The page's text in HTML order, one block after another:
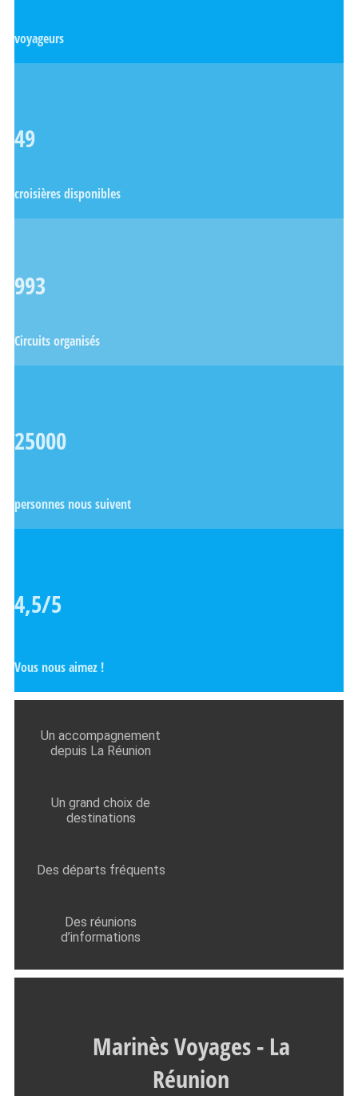
voyageurs
49
croisières disponibles
993
Circuits organisés
25000
personnes nous suivent
4,5/5
Vous nous aimez !
Un accompagnement
depuis La Réunion
Un grand choix de
destinations
Des départs fréquents
Des réunions
d’informations
Marinès Voyages - La
Réunion